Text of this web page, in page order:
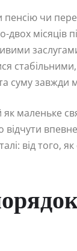
чи
двох місяців
суму завжди
маленьке
від